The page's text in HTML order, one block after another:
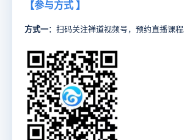
【参与方式 】
方式一：扫码关注禅道视频号，预约直播课